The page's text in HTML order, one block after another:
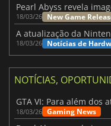
18/03/26 New Game
18/03/26 Notícias de
NOTÍCIAS,
18/03/26 Gaming News